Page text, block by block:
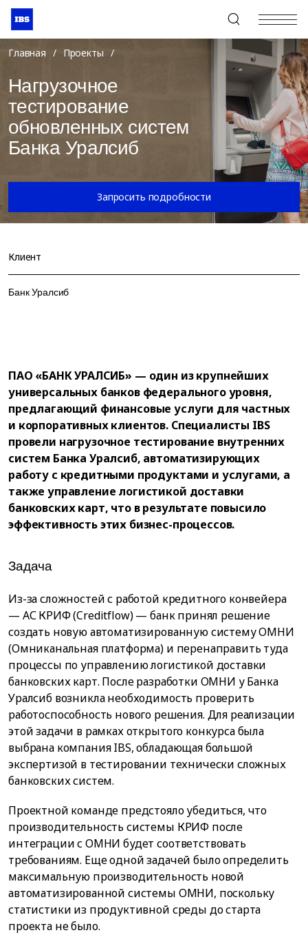
+7 (495) 967-80-80
Главная / Проекты /
Нагрузочное
тестирование
обновленных систем
Банка Уралсиб
Запросить подробности
Клиент
Банк Уралсиб
ПАО «БАНК УРАЛСИБ» — один из крупнейших
универсальных банков федерального уровня,
предлагающий финансовые услуги для частных
и корпоративных клиентов. Специалисты IBS
провели нагрузочное тестирование внутренних
систем Банка Уралсиб, автоматизирующих
работу с кредитными продуктами и услугами, а
также управление логистикой доставки
банковских карт, что в результате повысило
эффективность этих бизнес-процессов.
Задача
Из-за сложностей с работой кредитного конвейера
— АС КРИФ (Creditflow) — банк принял решение
создать новую автоматизированную систему ОМНИ
(Омниканальная платформа) и перенаправить туда
процессы по управлению логистикой доставки
банковских карт. После разработки ОМНИ у Банка
Уралсиб возникла необходимость проверить
работоспособность нового решения. Для реализации
этой задачи в рамках открытого конкурса была
выбрана компания IBS, обладающая большой
экспертизой в тестировании технически сложных
банковских систем.
Проектной команде предстояло убедиться, что
производительность системы КРИФ после
интеграции с ОМНИ будет соответствовать
требованиям. Еще одной задачей было определить
максимальную производительность новой
автоматизированной системы ОМНИ, поскольку
статистики из продуктивной среды до старта
проекта не было.